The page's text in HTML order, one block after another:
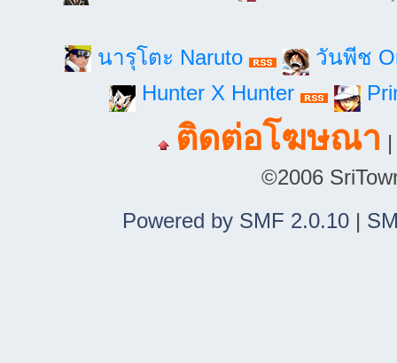
นารุโตะ Naruto
วันพีช
Hunter X Hunter
ติดต่อโฆษณา
©2006
Powered by SMF 2.0.10|